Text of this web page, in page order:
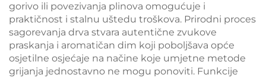
gorivo ili povezivanja plinova omogućuje i
praktičnost i stalnu uštedu troškova. Prirodni proces
sagorevanja drva stvara autentične zvukove
praskanja i aromatičan dim koji poboljšava opće
osjetilne osjećaje na načine koje umjetne metode
grijanja jednostavno ne mogu ponoviti. Funkcije